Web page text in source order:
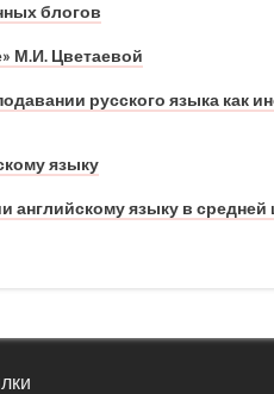
блогов
М.И. Цветаевой
русского языка как
языку
английскому языку в